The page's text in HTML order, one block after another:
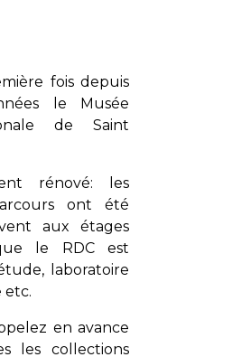
fois depuis
le Musée
de Saint
rénové: les
ont été
aux étages
le RDC est
laboratoire
etc.
en avance
les collections